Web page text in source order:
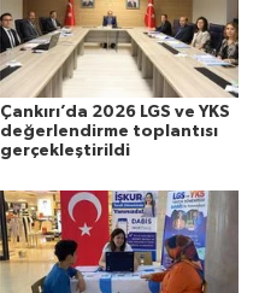
Çankırı’da 2026 LGS ve YKS
değerlendirme toplantısı
gerçekleştirildi